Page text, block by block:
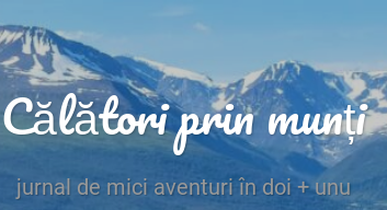
Călători prin munți
jurnal de mici aventuri în doi + unu